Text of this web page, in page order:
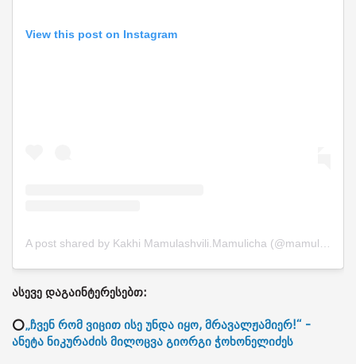
View this post on Instagram
A post shared by Kakhi Mamulashvili.Mamulicha (@mamulicha888)
ასევე დაგაინტერესებთ:
⭕„ჩვენ რომ ვიცით ისე უნდა იყო, მრავალჟამიერ!“ -
ანეტა ნიკურაძის მილოცვა გიორგი ჭოხონელიძეს